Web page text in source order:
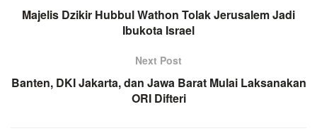
Majelis Dzikir Hubbul Wathon Tolak Jerusalem Jadi
Ibukota Israel
Next Post
Banten, DKI Jakarta, dan Jawa Barat Mulai Laksanakan
ORI Difteri